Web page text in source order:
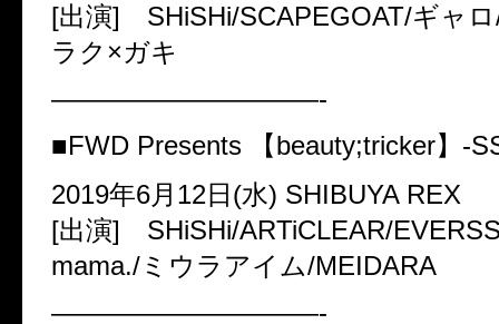
[出演] SHiSHi/SCAPEGOAT/ギャロ
ラク ×ガキ
——————————-
■FWD Presents
【beauty;tricker】 -
2019年6月 12日 (水) SHIBUYA REX
[出演] SHiSHi/ARTiCLEAR/
mama./ ミウラアイム/MEIDARA
——————————-